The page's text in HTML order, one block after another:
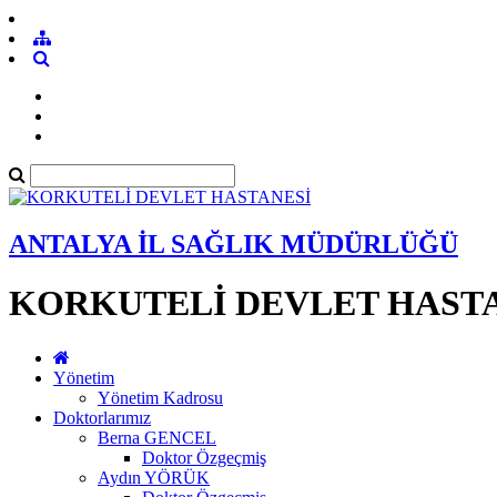
ANTALYA İL SAĞLIK MÜDÜRLÜĞÜ
KORKUTELİ DEVLET
Yönetim
Yönetim Kadrosu
Doktorlarımız
Berna GENCEL
Doktor Özgeçmiş
Aydın YÖRÜK